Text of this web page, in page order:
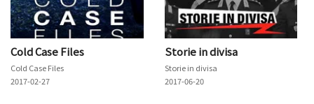
Cold Case Files
Cold Case Files
2017-02-27
Storie in divisa
Storie in divisa
2017-06-20